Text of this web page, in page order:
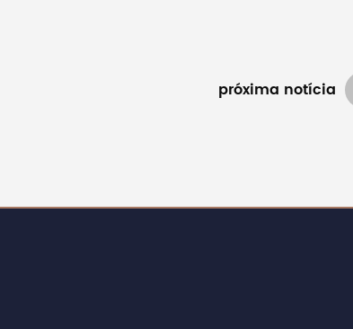
próxima notícia